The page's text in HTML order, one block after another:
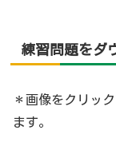
練習問題をダ
＊画像をクリッ
ます。